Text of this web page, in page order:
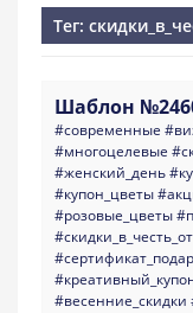
Тег:
Шаблон
#современные
#многоцелевые
#женский_день
#купон_цветы
#розовые_цветы
#весенние_скидки